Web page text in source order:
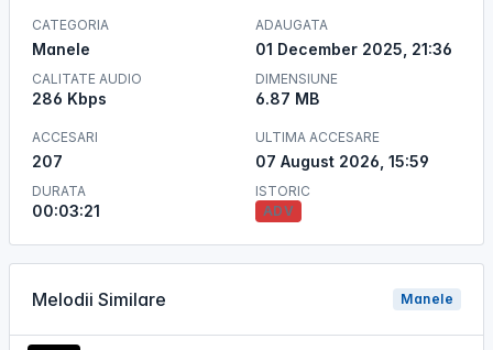
CATEGORIA
Manele
CALITATE AUDIO
286 Kbps
ADAUGATA
01 December 2025, 21:36
DIMENSIUNE
6.87 MB
ACCESARI
207
DURATA
00:03:21
ULTIMA ACCESARE
07 August 2026, 15:59
ISTORIC
ADV
Melodii Similare Manele